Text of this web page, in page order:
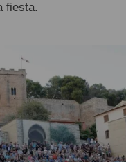
fiesta.